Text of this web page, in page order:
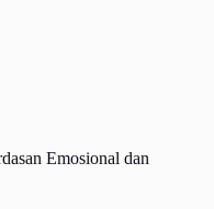
Emosional dan